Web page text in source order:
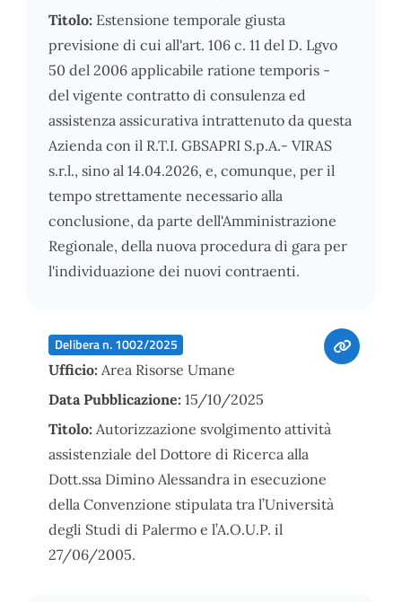
Titolo: Estensione temporale giusta
previsione di cui all'art. 106 c. 11 del D. Lgvo
50 del 2006 applicabile ratione temporis -
del vigente contratto di consulenza ed
assistenza assicurativa intrattenuto da questa
Azienda con il R.T.I. GBSAPRI S.p.A.- VIRAS
s.r.l., sino al 14.04.2026, e, comunque, per il
tempo strettamente necessario alla
conclusione, da parte dell'Amministrazione
Regionale, della nuova procedura di gara per
l'individuazione dei nuovi contraenti.
Delibera n. 1002/2025
Ufficio: Area Risorse Umane
Data Pubblicazione: 15/10/2025
Titolo: Autorizzazione svolgimento attività
assistenziale del Dottore di Ricerca alla
Dott.ssa Dimino Alessandra in esecuzione
della Convenzione stipulata tra l’Università
degli Studi di Palermo e l’A.O.U.P. il
27/06/2005.